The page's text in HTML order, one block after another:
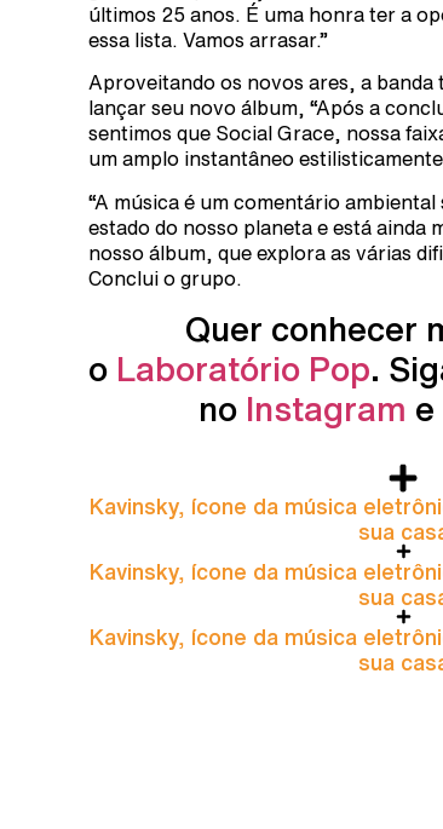
últimos 25 anos. É uma honra ter a
essa lista. Vamos arrasar.”
Aproveitando os novos ares, a banda
lançar seu novo álbum, “Após a
sentimos que Social Grace, nossa
um amplo instantâneo
“A música é um comentário
estado do nosso planeta e está ainda
nosso álbum, que explora as várias
Conclui o grupo.
Quer conhecer
o Laboratório Pop.
no Instagram e
Kavinsky, ícone da música
sua
Kavinsky, ícone da música
sua
Kavinsky, ícone da música
sua